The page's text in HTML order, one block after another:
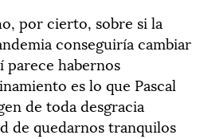
por cierto, sobre si la
conseguiría cambiar
parece habernos
es lo que Pascal
de toda desgracia
de quedarnos tranquilos